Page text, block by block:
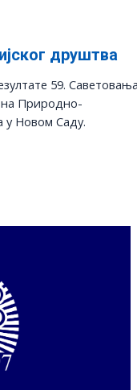
друштва
59.
на Природно-
у Новом Саду.